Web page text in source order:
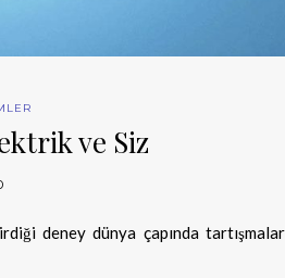
ve Siz
deney dünya çapında